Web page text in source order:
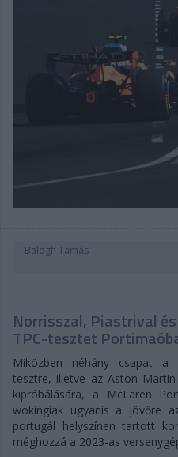
Balogh Tamás
Norrisszal, Piastrival
TPC-tesztet
Miközben néhány csapat a
tesztre, illetve az Aston
kipróbálására, a McLaren
wokingiak ugyanis a jövőre
portugál helyszínen tartott
méghozzá a 2023-as